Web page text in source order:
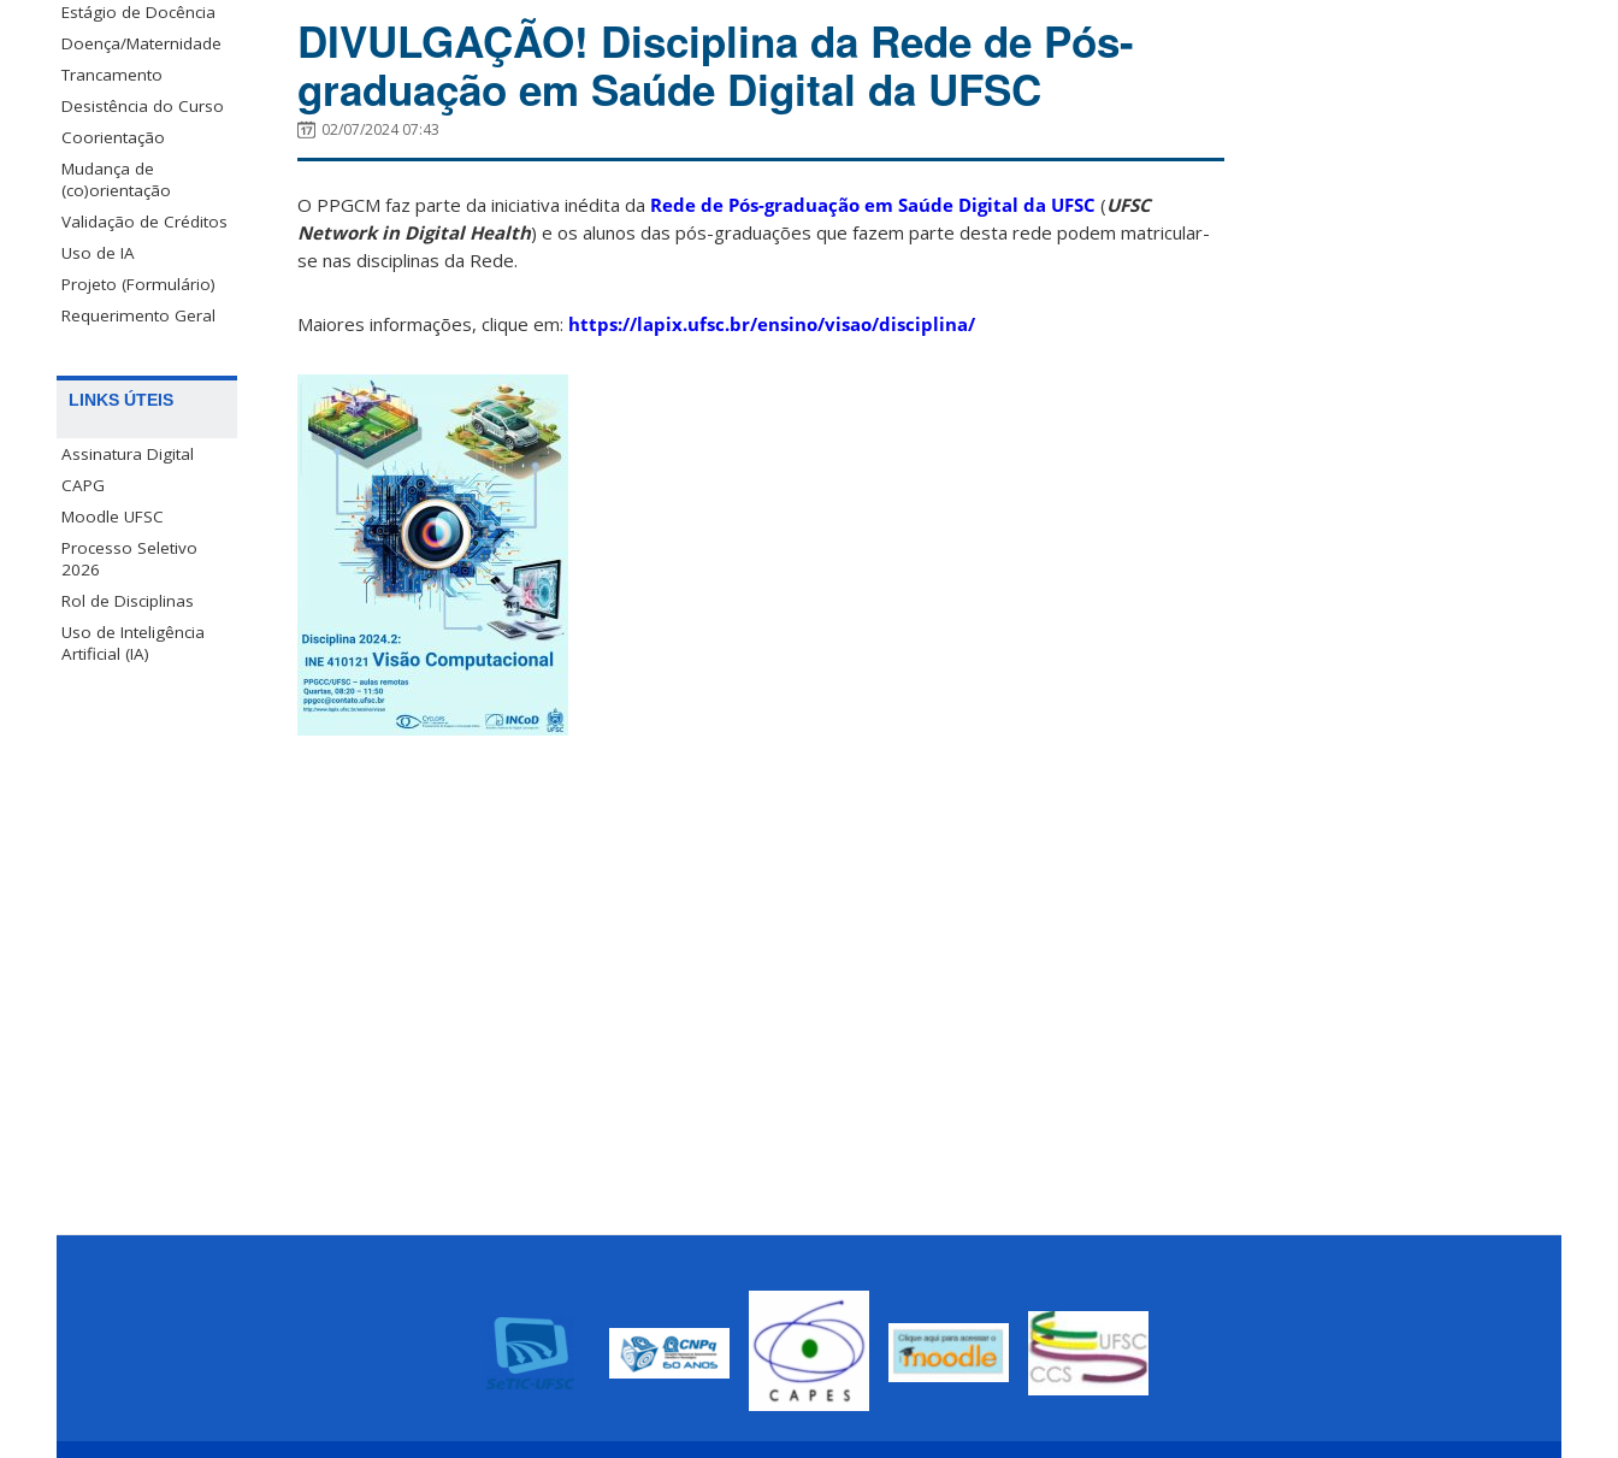
Estágio de Docência
Doença/Maternidade
Trancamento
Desistência do Curso
Coorientação
Mudança de
(co)orientação
Validação de Créditos
Uso de IA
Projeto (Formulário)
Requerimento Geral
LINKS ÚTEIS
Assinatura Digital
CAPG
Moodle UFSC
Processo Seletivo
2026
Rol de Disciplinas
Uso de Inteligência
Artificial (IA)
DIVULGAÇÃO! Disciplina da Rede de Pós-
graduação em Saúde Digital da UFSC
02/07/2024 07:43
O PPGCM faz parte da iniciativa inédita da Rede de Pós-graduação em Saúde Digital da UFSC (UFSC
Network in Digital Health) e os alunos das pós-graduações que fazem parte desta rede podem matricular-
se nas disciplinas da Rede.
Maiores informações, clique em: https://lapix.ufsc.br/ensino/visao/disciplina/